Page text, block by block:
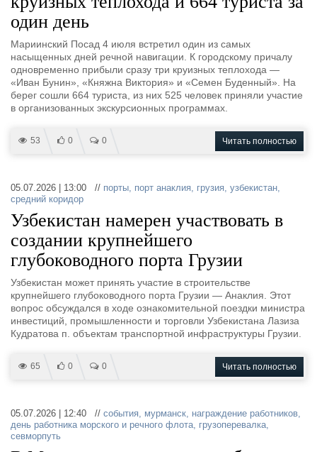
один день
Мариинский Посад 4 июля встретил один из самых
насыщенных дней речной навигации. К городскому причалу
одновременно прибыли сразу три круизных теплохода —
«Иван Бунин», «Княжна Виктория» и «Семен Буденный». На
берег сошли 664 туриста, из них 525 человек приняли участие
в организованных экскурсионных программах.
53 0 0 Читать полностью
05.07.2026 | 13:00 // порты, порт анаклия, грузия, узбекистан,
средний коридор
Узбекистан намерен участвовать в
создании крупнейшего
глубоководного порта Грузии
Узбекистан может принять участие в строительстве
крупнейшего глубоководного порта Грузии — Анаклия. Этот
вопрос обсуждался в ходе ознакомительной поездки министра
инвестиций, промышленности и торговли Узбекистана Лазиза
Кудратова п. объектам транспортной инфраструктуры Грузии.
65 0 0 Читать полностью
05.07.2026 | 12:40 // события, мурманск, награждение работников,
день работника морского и речного флота, грузоперевалка,
севморпуть